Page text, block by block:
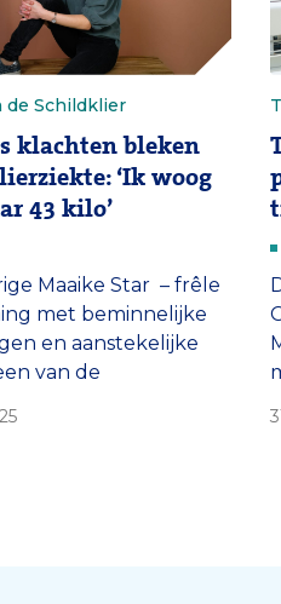
de Schildklier
klachten bleken
‘Ik woog
43 kilo’
Maaike Star – frêle
met beminnelijke
en aanstekelijke
van de
Ze